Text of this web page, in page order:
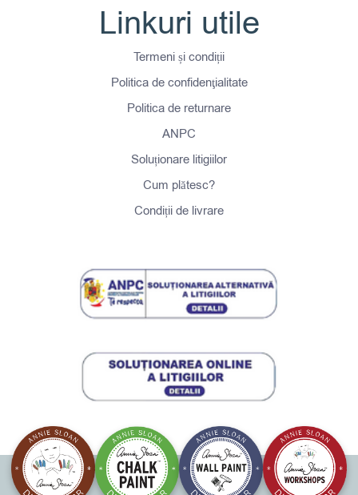
Linkuri utile
Termeni și condiții
Politica de confidenţialitate
Politica de returnare
ANPC
Soluționare litigiilor
Cum plătesc?
Condiții de livrare